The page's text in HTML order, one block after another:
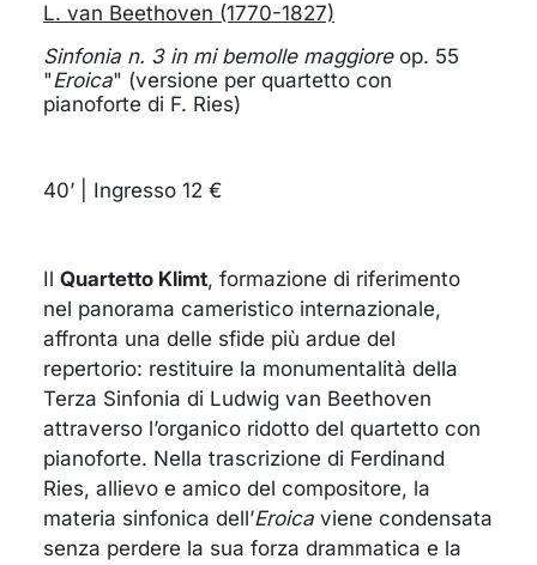
L. van Beethoven (1770-1827)
Sinfonia n. 3 in mi bemolle maggioreop. 55
"Eroica" (versione per quartetto con
pianoforte di F. Ries)
40’ | Ingresso 12 €
Il Quartetto Klimt, formazione di riferimento
nel panorama cameristico internazionale,
affronta una delle sfide più ardue del
repertorio: restituire la monumentalità della
Terza Sinfonia di Ludwig van Beethoven
attraverso l’organico ridotto del quartetto con
pianoforte. Nella trascrizione di Ferdinand
Ries, allievo e amico del compositore, la
materia sinfonica dell’Eroica viene condensata
senza perdere la sua forza drammatica e la